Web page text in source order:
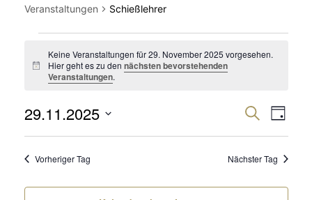
Veranstaltungen Schießlehrer
Hinweis
Keine Veranstaltungen für 29. November 2025 vorgesehen.
Hier geht es zu dennächsten bevorstehenden
Veranstaltungen.
und
SucheTag
29.11.2025
Datum
wählen.
Vorheriger Tag Nächster Tag